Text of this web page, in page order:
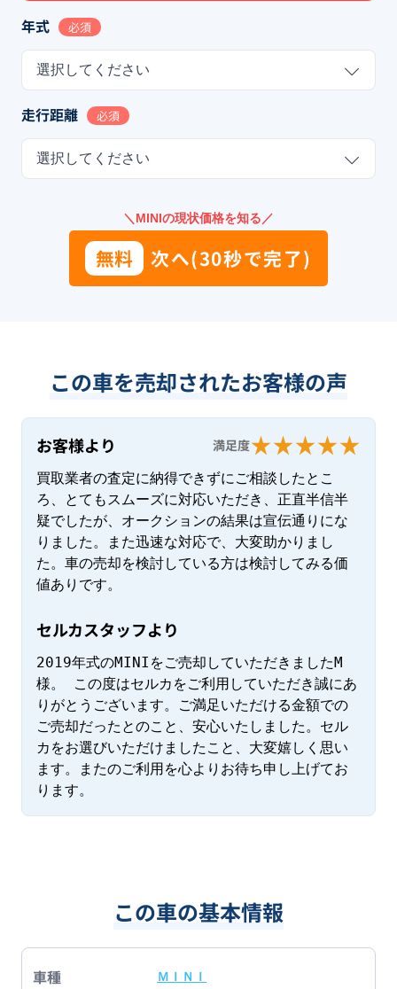
年式 必須
選択してください
走行距離 必須
選択してください
＼MINIの現状価格を知る／
無料 次へ(30秒で完了)
この車を売却されたお客様の声
お客様より 満足度
買取業者の査定に納得できずにご相談したとこ
ろ、とてもスムーズに対応いただき、正直半信半
疑でしたが、オークションの結果は宣伝通りにな
りました。また迅速な対応で、大変助かりまし
た。車の売却を検討している方は検討してみる価
値ありです。
セルカスタッフより
2019年式のMINIをご売却していただきましたM
様。 この度はセルカをご利用していただき誠にあ
りがとうございます。ご満足いただける金額での
ご売却だったとのこと、安心いたしました。セル
カをお選びいただけましたこと、大変嬉しく思い
ます。またのご利用を心よりお待ち申し上げてお
ります。
この車の基本情報
車種 ＭＩＮＩ